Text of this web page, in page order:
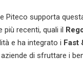
Piteco supporta
più recenti, quali il
e ha integrato i Fast
di sfruttare i